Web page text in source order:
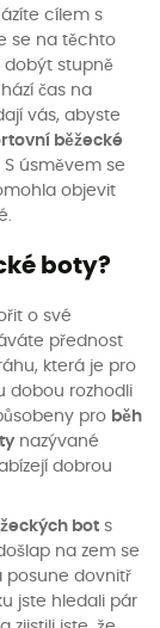
cílem s
se na těchto
dobýt stupně
čas na
vás, abyste
běžecké
úsměvem se
objevit
boty?
o své
přednost
která je pro
dobou rozhodli
pro běh
nazývané
dobrou
bot s
na zem se
posune dovnitř
jste hledali pár